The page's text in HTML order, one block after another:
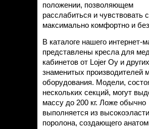
положении, позволяющем
расслабиться и чувствовать
максимально комфортно и
В каталоге нашего интернет-
представлены кресла для
кабинетов от Lojer Oy и других
знаменитых производителей
оборудования. Модели,
нескольких секций, могут
массу до 200 кг. Ложе обычно
выполняется из
поролона, создающего